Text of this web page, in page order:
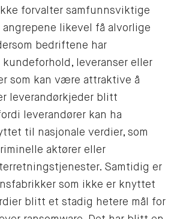
forvalter samfunnsviktige
angrepene likevel få alvorlige
bedriftene har
kundeforhold, leveranser eller
som kan være attraktive å
leverandørkjeder blitt
leverandører kan ha
til nasjonale verdier, som
aktører eller
Samtidig er
som ikke er knyttet
blitt et stadig hetere mål for